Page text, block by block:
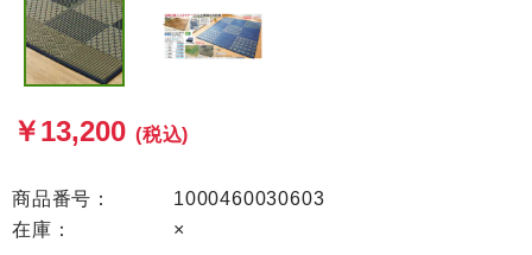
￥13,200 (税込)
商品番号：
1000460030603
在庫：
×